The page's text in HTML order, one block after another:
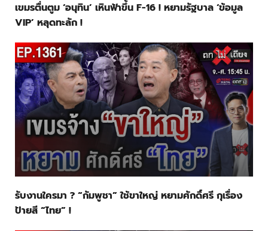
เขมรตื่นตูม ‘อนุทิน’ เหินฟ้าขึ้น F-16 ! หยามรัฐบาล ‘ข้อมูล
VIP’ หลุดทะลัก !
รับงานใครมา ? “กัมพูชา” ใช้ขาใหญ่ หยามศักดิ์ศรี กุเรื่อง
ป้ายสี “ไทย” !